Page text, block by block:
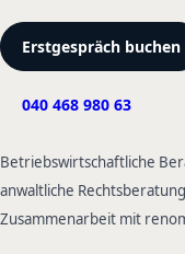
Erstgespräch buchen
040 468 980 63
Betriebswirtschaftliche
anwaltliche
Zusammenarbeit mit